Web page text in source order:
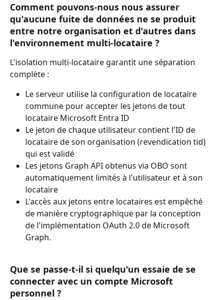
Comment pouvons-nous nous assurer
qu'aucune fuite de données ne se produit
entre notre organisation et d'autres dans
l'environnement multi-locataire ?
L'isolation multi-locataire garantit une séparation
complète :
Le serveur utilise la configuration de locataire
commune pour accepter les jetons de tout
locataire Microsoft Entra ID
Le jeton de chaque utilisateur contient l'ID de
locataire de son organisation (revendication tid)
qui est validé
Les jetons Graph API obtenus via OBO sont
automatiquement limités à l'utilisateur et à son
locataire
L'accès aux jetons entre locataires est empêché
de manière cryptographique par la conception
de l'implémentation OAuth 2.0 de Microsoft
Graph.
Que se passe-t-il si quelqu'un essaie de se
connecter avec un compte Microsoft
personnel ?